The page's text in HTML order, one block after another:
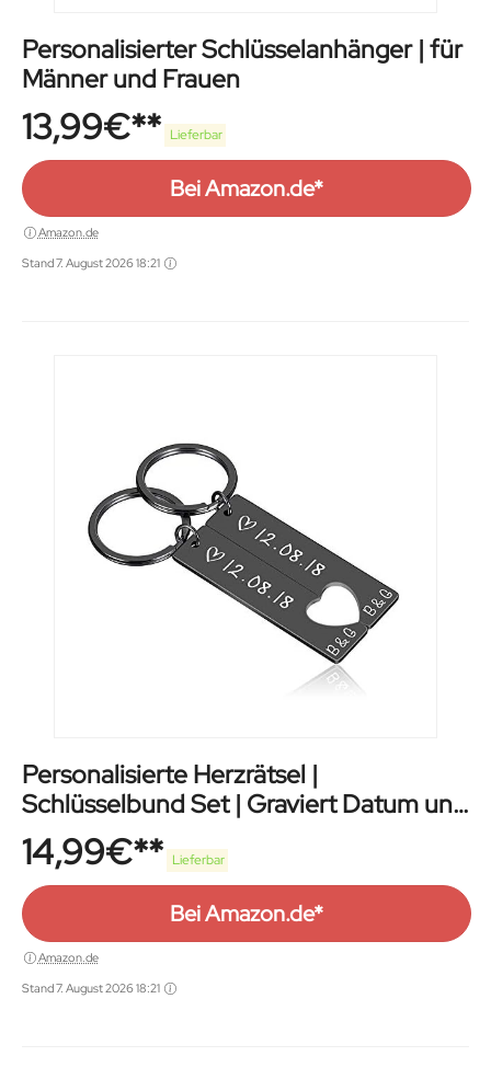
Personalisierter Schlüsselanhänger | für
Männer und Frauen
13,99€ Lieferbar
Bei Amazon.de*
Amazon.de
Stand 7. August 2026 18:21
Personalisierte Herzrätsel |
Schlüsselbund Set | Graviert Datum und
Name
14,99€ Lieferbar
Bei Amazon.de*
Amazon.de
Stand 7. August 2026 18:21